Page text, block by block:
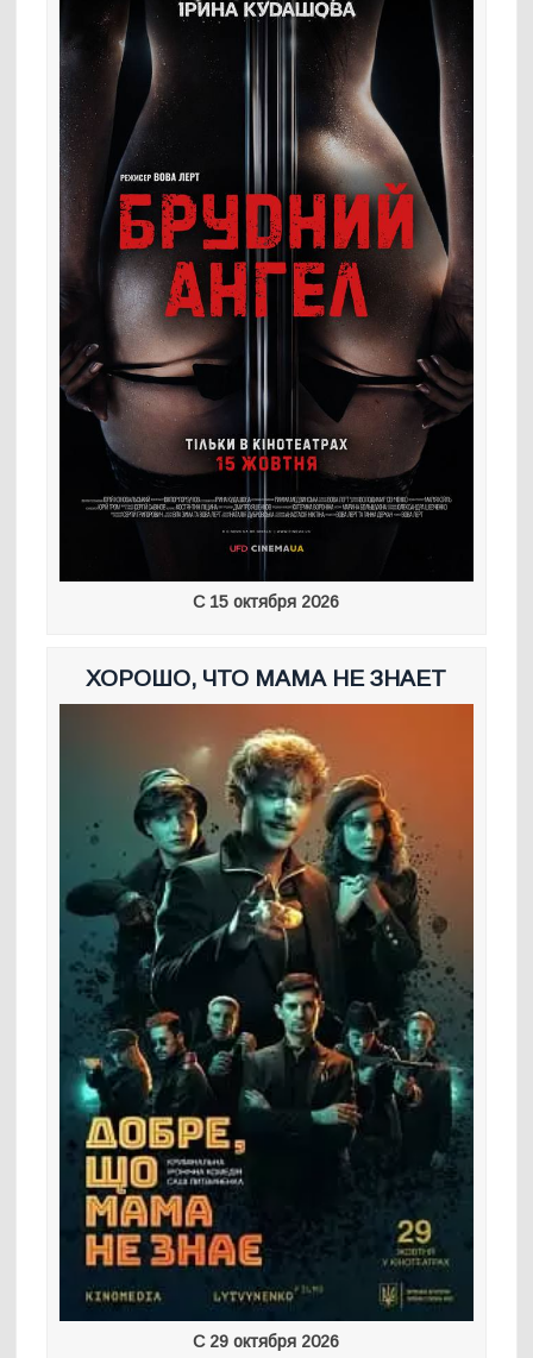
С 15 октября 2026
ХОРОШО, ЧТО МАМА НЕ ЗНАЕТ
С 29 октября 2026